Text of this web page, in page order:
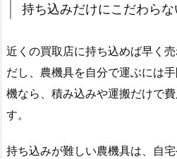
持ち込みだけにこだわらな
近くの買取店に持ち込めば早く
だし、農機具を自分で運ぶには
機なら、積み込みや運搬だけで
す。
持ち込みが難しい農機具は、自